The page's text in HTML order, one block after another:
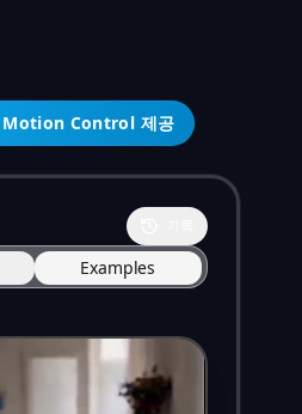
Control 제공
Examples